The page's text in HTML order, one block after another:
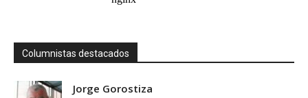
Columnistas destacados
Jorge Gorostiza